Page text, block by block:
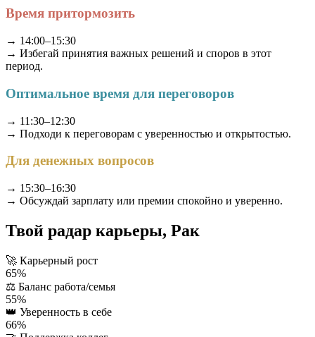
Время притормозить
→ 14:00–15:30
→ Избегай принятия важных решений и споров в этот
период.
Оптимальное время для переговоров
→ 11:30–12:30
→ Подходи к переговорам с уверенностью и открытостью.
Для денежных вопросов
→ 15:30–16:30
→ Обсуждай зарплату или премии спокойно и уверенно.
Твой радар карьеры, Рак
🚀 Карьерный рост
65%
⚖️ Баланс работа/семья
55%
👑 Уверенность в себе
66%